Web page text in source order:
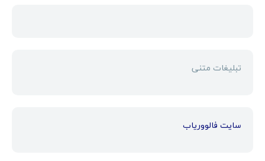
تبلیغات متنی
سایت فالووریاب